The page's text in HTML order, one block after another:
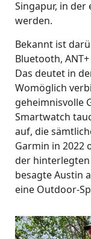
Singapur, in
werden.
Bekannt ist
Bluetooth,
Das deutet in
Womöglich
geheimnisvolle
Smartwatch
auf, die
Garmin in 2022
der
besagte Austin
eine Outdoor-